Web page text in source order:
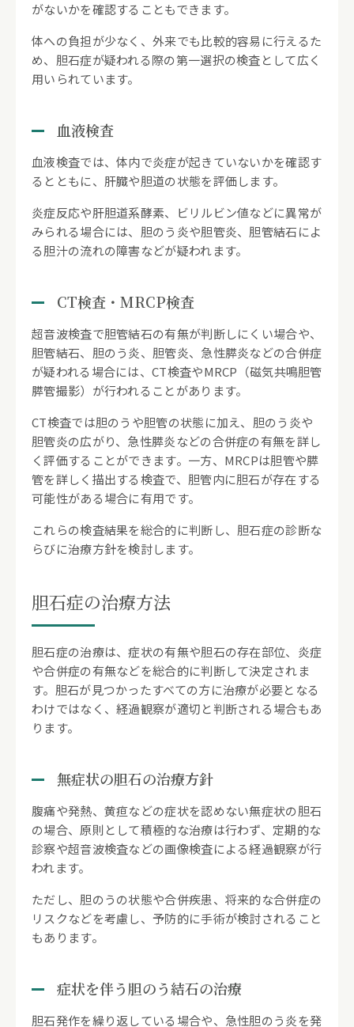
がないかを確認することもできます。
体への負担が少なく、外来でも比較的容易に行えるた
め、胆石症が疑われる際の第一選択の検査として広く
用いられています。
血液検査
血液検査では、体内で炎症が起きていないかを確認す
るとともに、肝臓や胆道の状態を評価します。
炎症反応や肝胆道系酵素、ビリルビン値などに異常が
みられる場合には、胆のう炎や胆管炎、胆管結石によ
る胆汁の流れの障害などが疑われます。
CT検査・MRCP検査
超音波検査で胆管結石の有無が判断しにくい場合や、
胆管結石、胆のう炎、胆管炎、急性膵炎などの合併症
が疑われる場合には、CT検査やMRCP（磁気共鳴胆管
膵管撮影）が行われることがあります。
CT検査では胆のうや胆管の状態に加え、胆のう炎や
胆管炎の広がり、急性膵炎などの合併症の有無を詳し
く評価することができます。一方、MRCPは胆管や膵
管を詳しく描出する検査で、胆管内に胆石が存在する
可能性がある場合に有用です。
これらの検査結果を総合的に判断し、胆石症の診断な
らびに治療方針を検討します。
胆石症の治療方法
胆石症の治療は、症状の有無や胆石の存在部位、炎症
や合併症の有無などを総合的に判断して決定されま
す。胆石が見つかったすべての方に治療が必要となる
わけではなく、経過観察が適切と判断される場合もあ
ります。
無症状の胆石の治療方針
腹痛や発熱、黄疸などの症状を認めない無症状の胆石
の場合、原則として積極的な治療は行わず、定期的な
診察や超音波検査などの画像検査による経過観察が行
われます。
ただし、胆のうの状態や合併疾患、将来的な合併症の
リスクなどを考慮し、予防的に手術が検討されること
もあります。
症状を伴う胆のう結石の治療
胆石発作を繰り返している場合や、急性胆のう炎を発